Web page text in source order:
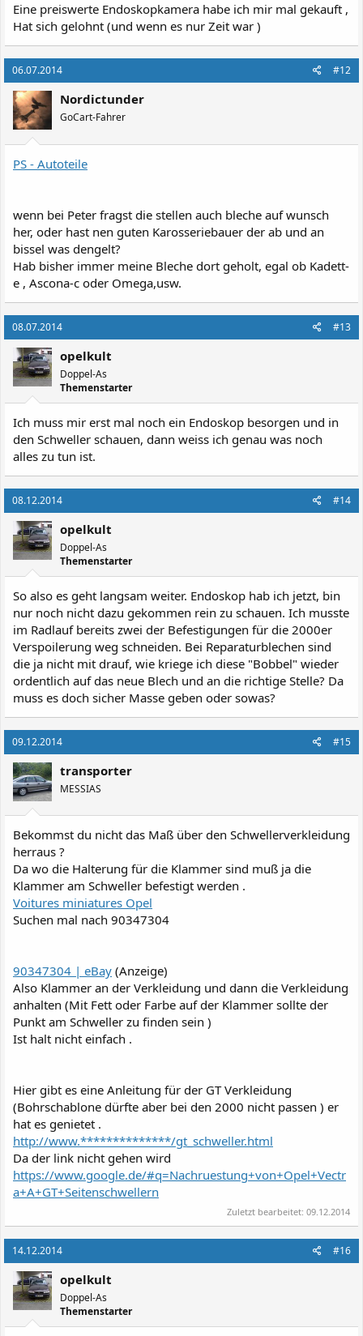
Eine preiswerte Endoskopkamera habe ich mir mal gekauft ,
Hat sich gelohnt (und wenn es nur Zeit war )
06.07.2014 #12
Nordictunder
GoCart-Fahrer
PS - Autoteile
wenn bei Peter fragst die stellen auch bleche auf wunsch
her, oder hast nen guten Karosseriebauer der ab und an
bissel was dengelt?
Hab bisher immer meine Bleche dort geholt, egal ob Kadett-
e , Ascona-c oder Omega,usw.
08.07.2014 #13
opelkult
Doppel-As
Themenstarter
Ich muss mir erst mal noch ein Endoskop besorgen und in
den Schweller schauen, dann weiss ich genau was noch
alles zu tun ist.
08.12.2014 #14
opelkult
Doppel-As
Themenstarter
So also es geht langsam weiter. Endoskop hab ich jetzt, bin
nur noch nicht dazu gekommen rein zu schauen. Ich musste
im Radlauf bereits zwei der Befestigungen für die 2000er
Verspoilerung weg schneiden. Bei Reparaturblechen sind
die ja nicht mit drauf, wie kriege ich diese "Bobbel" wieder
ordentlich auf das neue Blech und an die richtige Stelle? Da
muss es doch sicher Masse geben oder sowas?
09.12.2014 #15
transporter
MESSIAS
Bekommst du nicht das Maß über den Schwellerverkleidung
herraus ?
Da wo die Halterung für die Klammer sind muß ja die
Klammer am Schweller befestigt werden .
Voitures miniatures Opel
Suchen mal nach 90347304
90347304 | eBay (Anzeige)
Also Klammer an der Verkleidung und dann die Verkleidung
anhalten (Mit Fett oder Farbe auf der Klammer sollte der
Punkt am Schweller zu finden sein )
Ist halt nicht einfach .
Hier gibt es eine Anleitung für der GT Verkleidung
(Bohrschablone dürfte aber bei den 2000 nicht passen ) er
hat es genietet .
http://www.**************/gt_schweller.html
Da der link nicht gehen wird
https://www.google.de/#q=Nachruestung+von+Opel+Vectr
a+A+GT+Seitenschwellern
Zuletzt bearbeitet: 09.12.2014
14.12.2014 #16
opelkult
Doppel-As
Themenstarter